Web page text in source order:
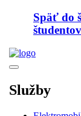
Späť do
Služby